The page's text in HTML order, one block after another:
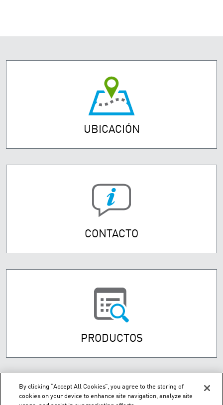
UBICACIÓN
CONTACTO
PRODUCTOS
By clicking “Accept All Cookies”, you agree to the storing of
cookies on your device to enhance site navigation, analyze site